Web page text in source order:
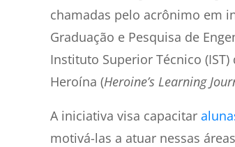
chamadas pelo acrônimo em
Graduação e Pesquisa de
Instituto Superior Técnico
Heroína (Heroine’s Learning
A iniciativa visa capacitar
motivá-las a atuar nessas